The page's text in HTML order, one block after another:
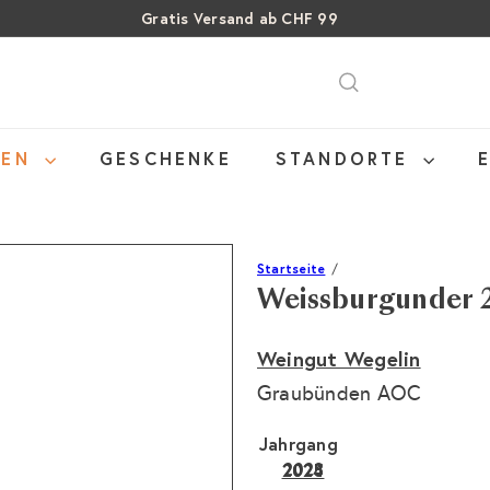
Pause
Gratis Versand ab CHF 99
Über 15% Rabatt auf Sommer Weine
SALE: Bis zu 40% auf letzte Flaschen
GESCHENKE STANDORTE
Startseite
Weissburgunder
Weingut Wegelin
Graubünden AOC
Jahrgang
2023Variante ausverkauft
2025
2024